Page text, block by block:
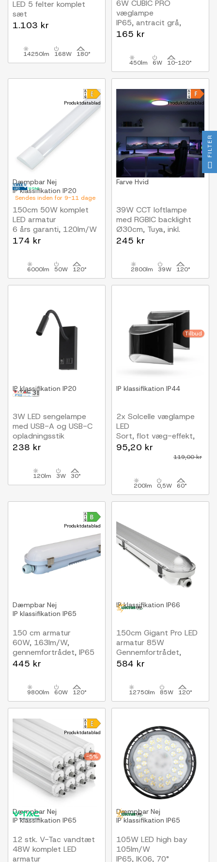
LED 5 felter komplet
sæt
Inkl. strømtilslutning
1.103 kr
14250lm 168W 180°
6W CUBIC PRO
væglampe
IP65, antracit grå,
sløjfbar, justerbar,
165 kr
450lm 6W 10-120°
Produktdatablad
Sendes inden for 9-11 dage
Dæmpbar Nej
IP klassifikation IP20
150cm 50W komplet
LED armatur
6 års garanti, 120lm/W
174 kr
6000lm 50W 120°
Produktdatablad
Farve Hvid
39W CCT loftlampe
med RGBIC backlight
Ø30cm, Tuya, inkl.
fjernbetjening
245 kr
2800lm 39W 120°
IP klassifikation IP20
3W LED sengelampe
med USB-A og USB-C
opladningsstik
CREE chip, sort, inkl.
238 kr
120lm 3W 30°
Tilbud
IP klassifikation IP44
2x Solcelle væglampe
LED
Sort, flot væg-effekt,
udendørs
95,20 kr
119,00 kr
200lm 0,5W 60°
Produktdatablad
Dæmpbar Nej
IP klassifikation IP65
150 cm armatur
60W, 163lm/W,
gennemfortrådet, IP65
445 kr
9800lm 60W 120°
IP klassifikation IP66
150cm Gigant Pro LED
armatur 85W
Gennemfortrådet,
12750lm, 150lm/W,
584 kr
12750lm 85W 120°
Produktdatablad
-5%
Dæmpbar Nej
IP klassifikation IP65
12 stk. V-Tac vandtæt
48W komplet LED
armatur
Dæmpbar Nej
IP klassifikation IP65
105W LED high bay
105lm/W
IP65, IK06, 70°
FILTER